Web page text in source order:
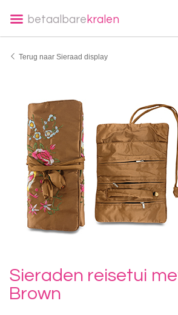
betaalbare kralen
Terug naar Sieraad display
Sieraden reisetui
Brown